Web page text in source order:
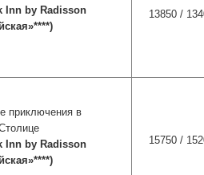
Inn by Radisson
)
13850 /
приключения в
Inn by Radisson
)
15750 /